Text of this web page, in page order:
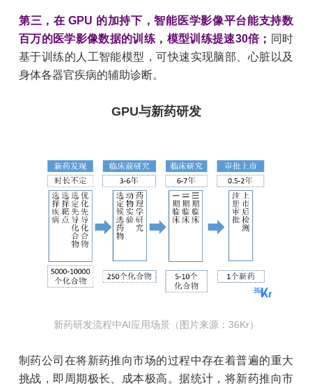
第三，在 GPU 的加持下，智能医学影像平台能支持数
百万的医学影像数据的训练，模型训练提速30倍； 同时
基于训练的人工智能模型，可快速实现脑部、心脏以及
身体各器官疾病的辅助诊断。
GPU与新药研发
新药研发流程中AI应用场景（图片来源：36Kr）
制药公司在将新药推向市场的过程中存在着普遍的重大
挑战，即周期极长、成本极高。据统计，将新药推向市